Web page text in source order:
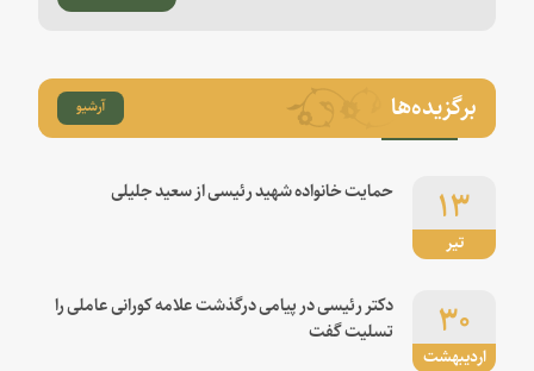
برگزیده‌ها آرشیو
تیر
۱۳ حمایت خانواده شهید رئیسی از سعید جلیلی
اردیبهشت
۳۰
دکتر رئیسی در پیامی درگذشت علامه کورانی عاملی را
تسلیت گفت